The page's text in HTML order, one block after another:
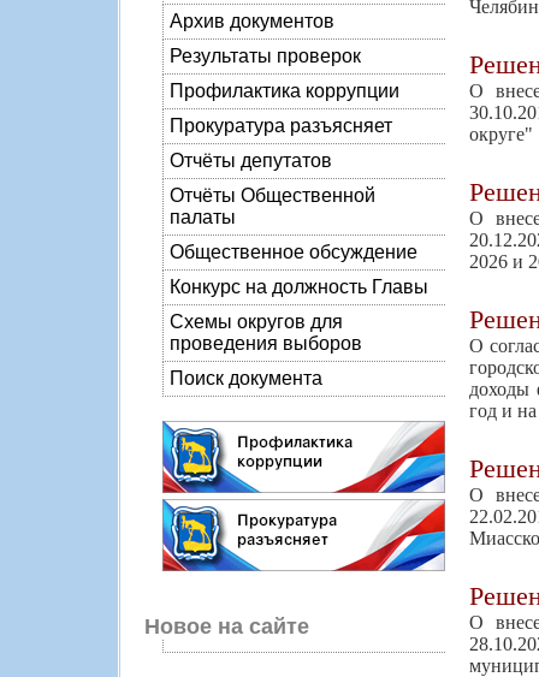
Архив документов
Результаты проверок
Профилактика коррупции
Прокуратура разъясняет
Отчёты депутатов
Отчёты Общественной
палаты
Общественное обсуждение
Конкурс на должность Главы
Схемы округов для
проведения выборов
Поиск документа
Новое на сайте
О
округе"
О
2026 и
О
доходы
год и
О
О